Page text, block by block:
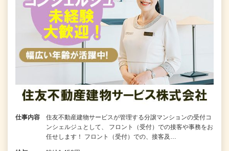
仕事内容
住友不動産建物サービスが管理する分譲マンションの受付コ
ンシェルジュとして、 フロント（受付）での接客や事務をお
任せします！ フロント（受付）での、接客及…